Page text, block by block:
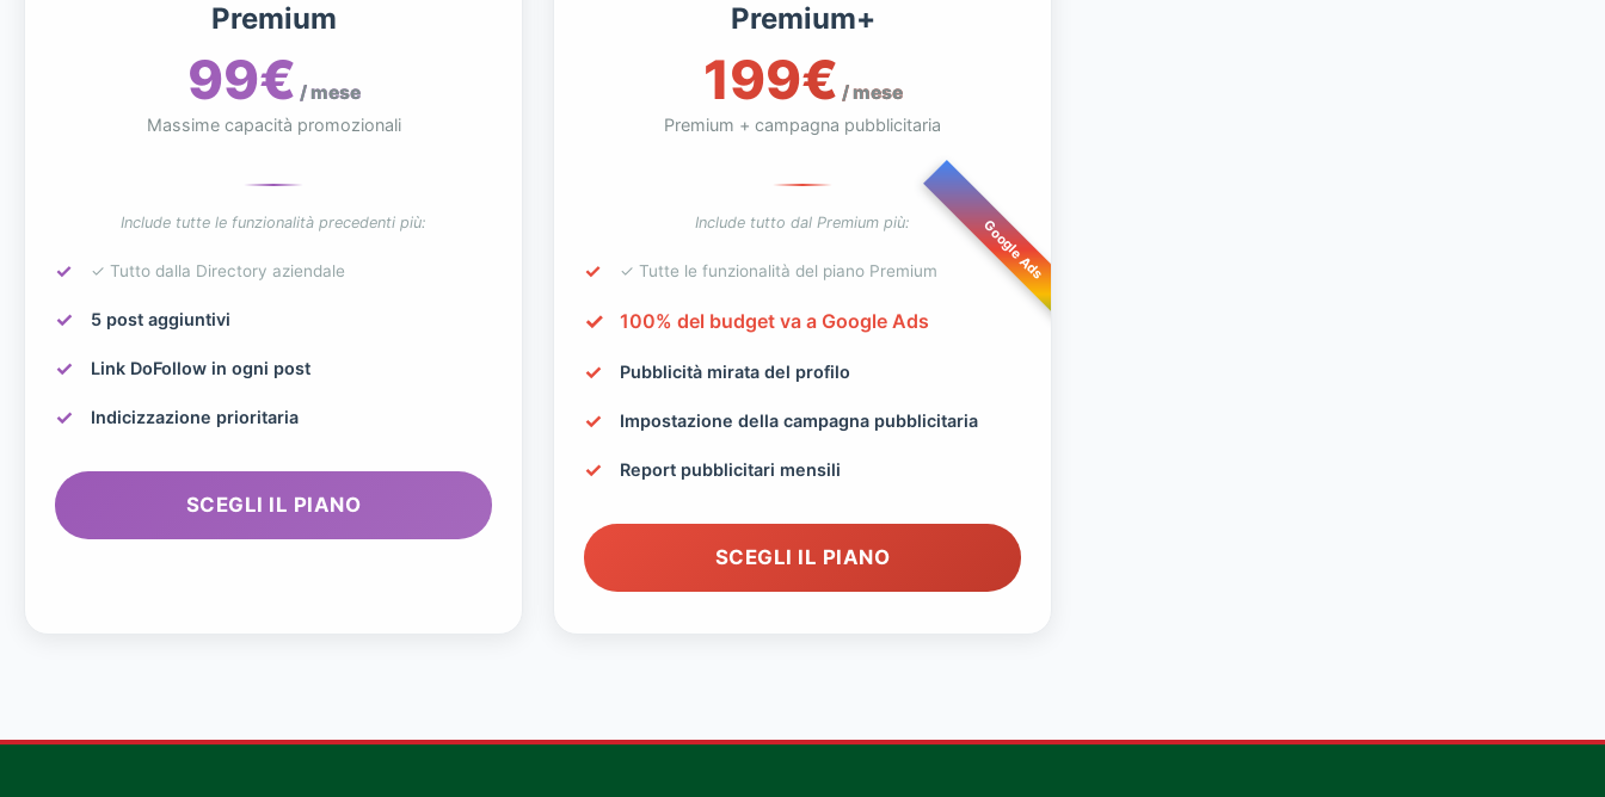
Premium
99€ / mese
Massime capacità promozionali
Include tutte le funzionalità precedenti più:
✓ Tutto dalla Directory aziendale
5 post aggiuntivi
Link DoFollow in ogni post
Indicizzazione prioritaria
SCEGLI IL PIANO
Google Ads
Premium+
199€ / mese
Premium + campagna pubblicitaria
Include tutto dal Premium più:
✓ Tutte le funzionalità del piano Premium
100% del budget va a Google Ads
Pubblicità mirata del profilo
Impostazione della campagna pubblicitaria
Report pubblicitari mensili
SCEGLI IL PIANO